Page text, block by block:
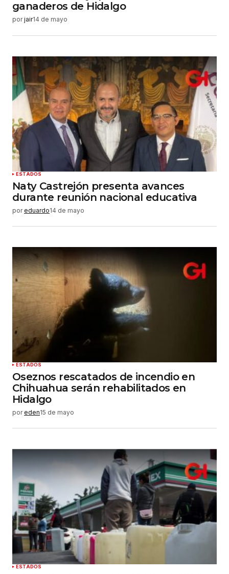
ganaderos de Hidalgo
por jair14 de mayo
ESTADOS
Naty Castrejón presenta avances
durante reunión nacional educativa
por eduardo14 de mayo
ESTADOS
Oseznos rescatados de incendio en
Chihuahua serán rehabilitados en
Hidalgo
por eden15 de mayo
ESTADOS